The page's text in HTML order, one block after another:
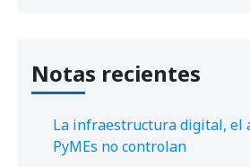
Notas recientes
La infraestructura digital, el
PyMEs no controlan